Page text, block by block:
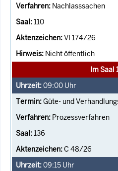
Nachlasssachen
110
VI 174/26
Nicht öffentlich
Im Saal
09:00 Uhr
Güte- und
Prozessverfahren
136
C 48/26
09:15 Uhr